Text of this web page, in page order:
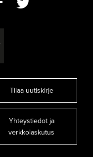
Tilaa uutiskirje
Yhteystiedot ja
verkkolaskutus